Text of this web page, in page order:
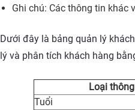
Ghi chú: Các thông tin khác
Dưới đây là bảng quản lý
lý và phân tích khách hàng
Loại
Tuổi